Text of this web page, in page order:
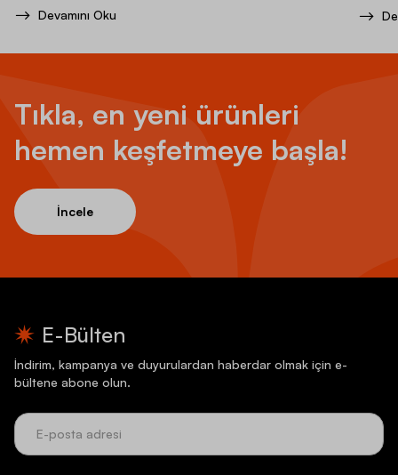
Devamını Oku
Tıkla, en yeni ürünleri
hemen keşfetmeye başla!
İncele
E-Bülten
İndirim, kampanya ve duyurulardan haberdar olmak için e-
bültene abone olun.